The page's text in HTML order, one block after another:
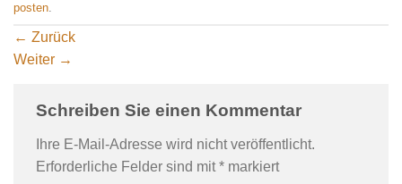
posten.
← Zurück
Weiter →
Schreiben Sie einen Kommentar
Ihre E-Mail-Adresse wird nicht veröffentlicht.
Erforderliche Felder sind mit* markiert